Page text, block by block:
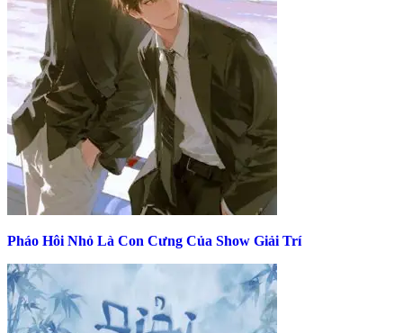
Pháo Hôi Nhỏ Là Con Cưng Của Show Giải Trí